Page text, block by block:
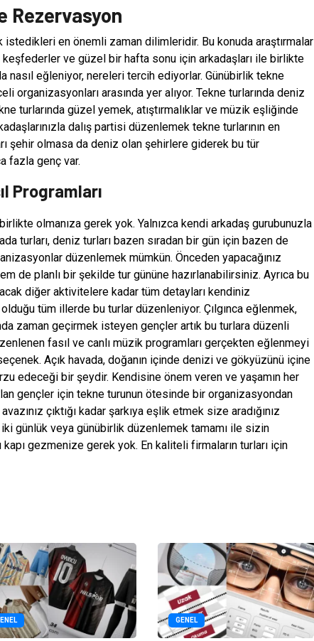
Rezervasyon
en önemli zaman dilimleridir. Bu konuda araştırmalar
ve güzel bir hafta sonu için arkadaşları ile birlikte
nasıl eğleniyor, nereleri tercih ediyorlar. Günübirlik tekne
arasında yer alıyor. Tekne turlarında deniz
turlarında güzel yemek, atıştırmalıklar ve müzik eşliğinde
dalış partisi düzenlemek tekne turlarının en
şehir olmasa da deniz olan şehirlere giderek bu tür
fazla genç var.
Programları
olmanıza gerek yok. Yalnızca kendi arkadaş gurubunuzla
turları, deniz turları bazen sıradan bir gün için bazen de
düzenlemek mümkün. Önceden yapacağınız
de planlı bir şekilde tur gününe hazırlanabilirsiniz. Ayrıca bu
diğer aktivitelere kadar tüm detayları kendiniz
tüm illerde bu turlar düzenleniyor. Çılgınca eğlenmek,
zaman geçirmek isteyen gençler artık bu turlara düzenli
fasıl ve canlı müzik programları gerçekten eğlenmeyi
Açık havada, doğanın içinde denizi ve gökyüzünü içine
edeceği bir şeydir. Kendisine önem veren ve yaşamın her
gençler için tekne turunun ötesinde bir organizasyondan
çıktığı kadar şarkıya eşlik etmek size aradığınız
günlük veya günübirlik düzenlemek tamamı ile sizin
gezmenize gerek yok. En kaliteli firmaların turları için
GENEL